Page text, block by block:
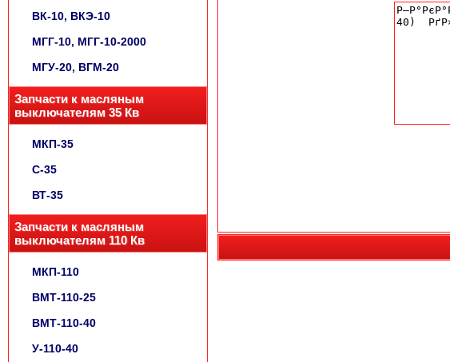
ВК-10, ВКЭ-10
МГГ-10, МГГ-10-2000
МГУ-20, ВГМ-20
Запчасти к масляным
выключателям 35 Кв
МКП-35
С-35
ВТ-35
Запчасти к масляным
выключателям 110 Кв
МКП-110
ВМТ-110-25
ВМТ-110-40
У-110-40